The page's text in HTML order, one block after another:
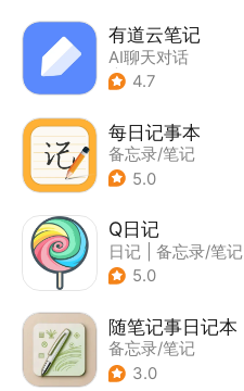
有道云笔记
AI聊天对话
| 备忘录/笔记
4.7
每日记事本
备忘录/笔记
5.0
Q日记
日记
备忘录/笔记
5.0
随笔记事日记本
备忘录/笔记
3.0